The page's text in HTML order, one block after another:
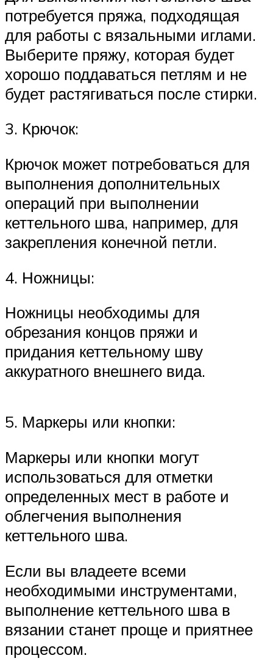
потребуется пряжа, подходящая
для работы с вязальными иглами.
Выберите пряжу, которая будет
хорошо поддаваться петлям и не
будет растягиваться после стирки.
3. Крючок:
Крючок может потребоваться для
выполнения дополнительных
операций при выполнении
кеттельного шва, например, для
закрепления конечной петли.
4. Ножницы:
Ножницы необходимы для
обрезания концов пряжи и
придания кеттельному шву
аккуратного внешнего вида.
5. Маркеры или кнопки:
Маркеры или кнопки могут
использоваться для отметки
определенных мест в работе и
облегчения выполнения
кеттельного шва.
Если вы владеете всеми
необходимыми инструментами,
выполнение кеттельного шва в
вязании станет проще и приятнее
процессом.